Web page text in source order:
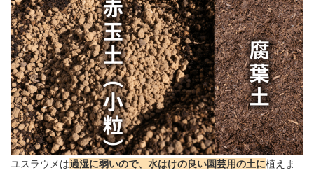
ユスラウメは過湿に弱いので、水はけの良い園芸用の土に植えま